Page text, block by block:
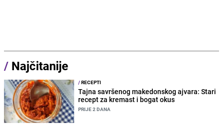
/ Najčitanije
/RECEPTI
Tajna savršenog makedonskog ajvara: Stari
recept za kremast i bogat okus
PRIJE 2 DANA